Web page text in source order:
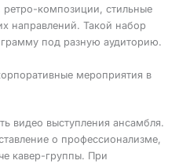
композиции, стильные
направлений. Такой набор
под разную аудиторию.
мероприятия в
видео выступления ансамбля.
о профессионализме,
кавер-группы. При